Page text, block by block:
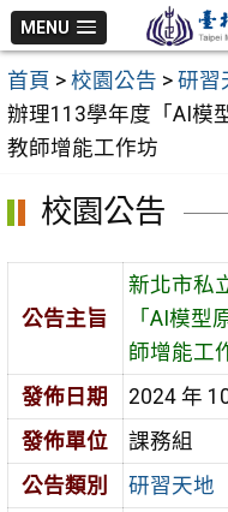
跳
至
主
要
內
MENU
首頁 > 校園公告 > 研習
辦理113學年度「AI模
教師增能工作坊
校園公告
公告主旨
新北市私
「AI模型
師增能工
發佈日期
2024 年
發佈單位
課務組
公告類別
研習天地